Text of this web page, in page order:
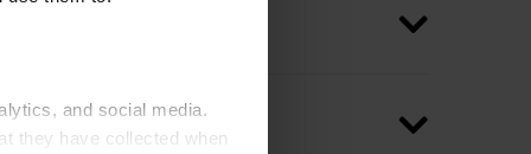
and social media.
they have collected when